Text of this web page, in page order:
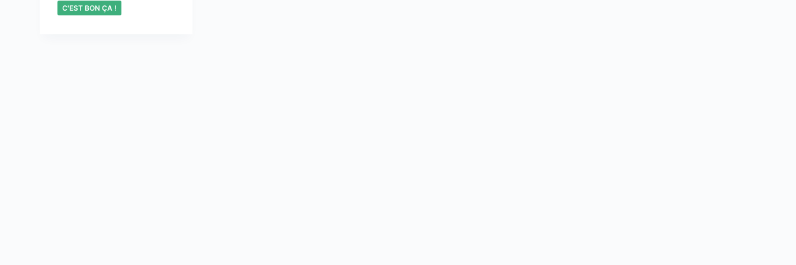
C'EST BON ÇA !